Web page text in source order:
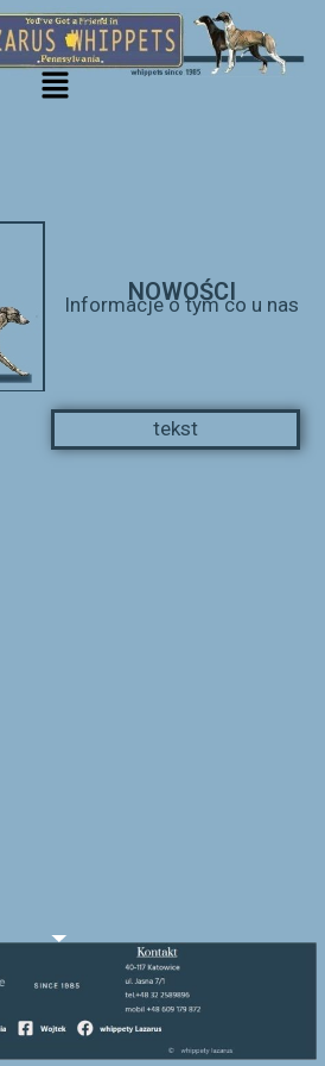
Rozdzielacz
Informacje o tym co u nas
NOWOŚCI
tekst